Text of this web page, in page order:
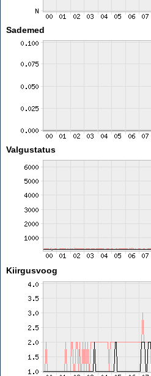
Sademed
Valgustatus
Kiirgusvoog